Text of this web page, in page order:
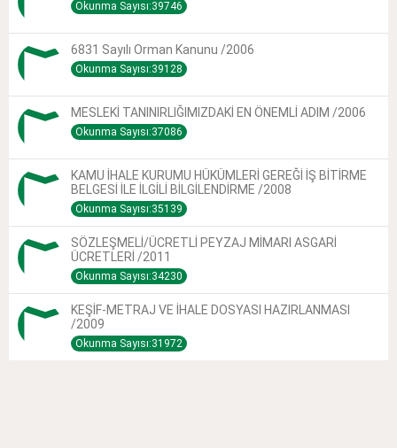
Okunma Sayısı:39746
6831 Sayılı Orman Kanunu /2006
Okunma Sayısı:39128
MESLEKİ TANINIRLIĞIMIZDAKİ EN ÖNEMLİ ADIM /2006
Okunma Sayısı:37086
KAMU İHALE KURUMU HÜKÜMLERİ GEREĞİ İŞ BİTİRME
BELGESİ İLE İLGİLİ BİLGİLENDİRME /2008
Okunma Sayısı:35139
SÖZLEŞMELİ/ÜCRETLİ PEYZAJ MİMARI ASGARİ
ÜCRETLERİ /2011
Okunma Sayısı:34230
KEŞİF-METRAJ VE İHALE DOSYASI HAZIRLANMASI
/2009
Okunma Sayısı:31972